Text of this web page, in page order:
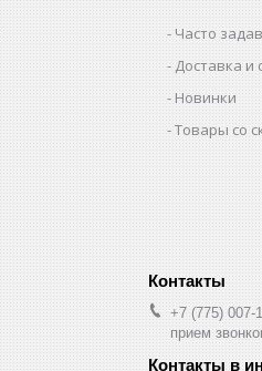
Часто
Доставка и
Новинки
Товары со
+7 (775) 007-
прием